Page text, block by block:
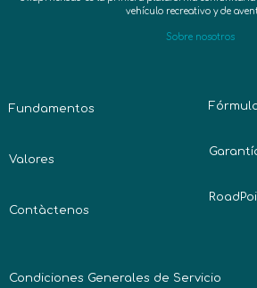
vehículo recreativo y de
Sobre nosotros
Fundamentos
Valores
Contàctenos
Condiciones Generales de Servicio